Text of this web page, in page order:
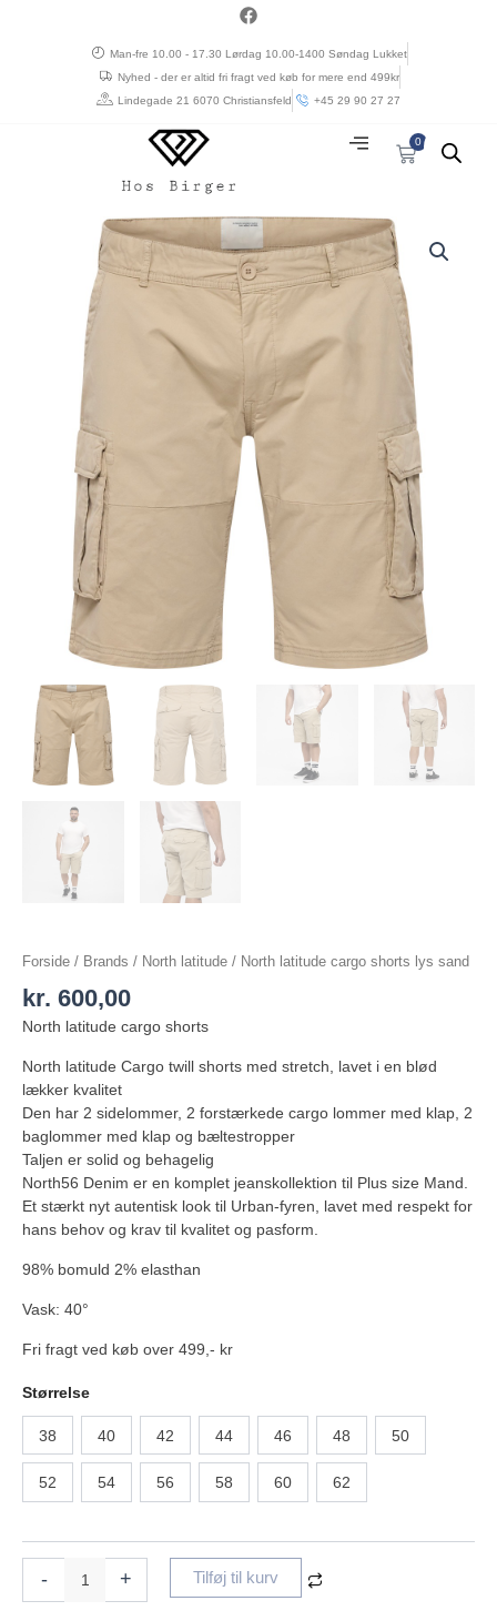
a
e
o
o
Man-fre 10.00 - 17.30 Lørdag 10.00-1400 Søndag Lukket
Nyhed - der er altid fri fragt ved køb for mere end 499kr
Lindegade 21 6070 Christiansfeld
+45 29 90 27 27
0
Kurv
Forside / Brands / North latitude / North latitude cargo shorts lys sand
kr. 600,00
North latitude cargo shorts
North latitude Cargo twill shorts med stretch, lavet i en blød
lækker kvalitet
Den har 2 sidelommer, 2 forstærkede cargo lommer med klap, 2
baglommer med klap og bæltestropper
Taljen er solid og behagelig
North56 Denim er en komplet jeanskollektion til Plus size Mand.
Et stærkt nyt autentisk look til Urban-fyren, lavet med respekt for
hans behov og krav til kvalitet og pasform.
98% bomuld 2% elasthan
Vask: 40°
Fri fragt ved køb over 499,- kr
Størrelse
38 40 42 44 46 48 50
52 54 56 58 60 62
- + Tilføj til kurv